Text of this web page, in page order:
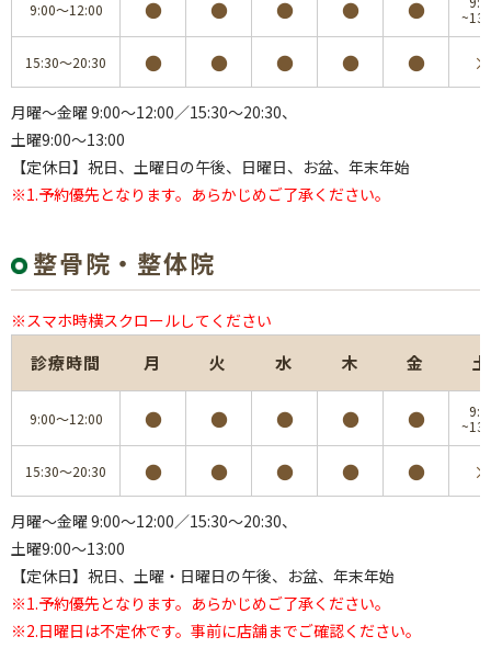
9:00～12:00 ● ● ● ● ●
15:30～20:30 ● ● ● ● ● ×
月曜～金曜 9:00～12:00／15:30～20:30、
土曜9:00～13:00
【定休日】祝日、土曜日の午後、日曜日、お盆、年末年始
※1.予約優先となります。あらかじめご了承ください。
整骨院・整体院
※スマホ時横スクロールしてください
診療時間 月 火 水 木 金 土
9:00～12:00 ● ● ● ● ●
15:30～20:30 ● ● ● ● ● ×
月曜～金曜 9:00～12:00／15:30～20:30、
土曜9:00～13:00
【定休日】祝日、土曜・日曜日の午後、お盆、年末年始
※1.予約優先となります。あらかじめご了承ください。
※2.日曜日は不定休です。事前に店舗までご確認ください。